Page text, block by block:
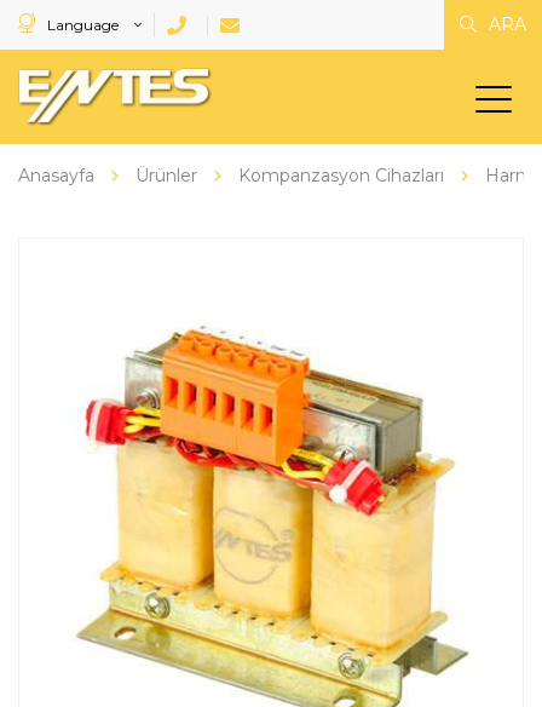
Language ARA
Anasayfa Ürünler Kompanzasyon Cihazları